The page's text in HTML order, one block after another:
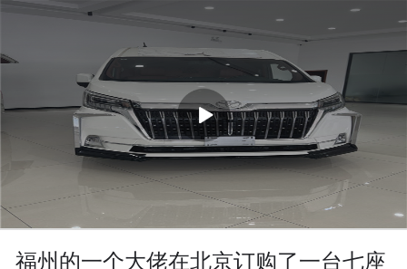
福州的一个大佬在北京订购了一台七座